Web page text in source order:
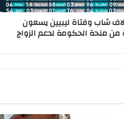
شاب وفتاة ليبيين يسعون
من منحة الحكومة لدعم الزواج